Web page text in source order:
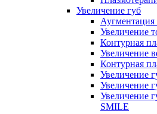
Увеличение губ
Аугментация
Увеличение
Контурная
Увеличение
Контурная
Увеличение
Увеличение
Увеличение
SMILE